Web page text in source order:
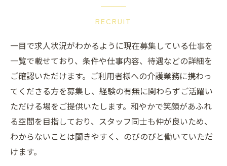
RECRUIT
一目で求人状況がわかるように現在募集している仕事を
一覧で載せており、条件や仕事内容、待遇などの詳細を
ご確認いただけます。ご利用者様への介護業務に携わっ
てくださる方を募集し、経験の有無に関わらずご活躍い
ただける場をご提供いたします。和やかで笑顔があふれ
る空間を目指しており、スタッフ同士も仲が良いため、
わからないことは聞きやすく、のびのびと働いていただ
けます。